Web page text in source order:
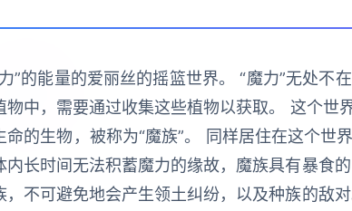
”的能量的爱丽丝的摇篮世界。 “魔力”无处不
中，需要通过收集这些植物以获取。 这个世
的生物，被称为“魔族”。 同样居住在这个世
长时间无法积蓄魔力的缘故，魔族具有暴食
，不可避免地会产生领土纠纷，以及种族的敌